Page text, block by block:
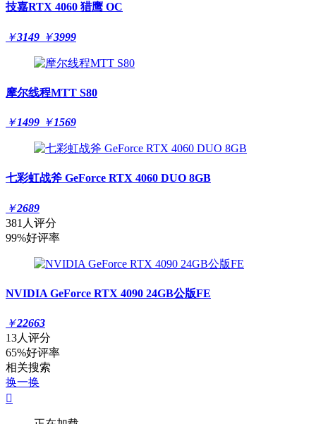
技嘉RTX 4060 猎鹰 OC
￥3149 ￥3999
摩尔线程MTT S80
￥1499 ￥1569
七彩虹战斧 GeForce RTX 4060 DUO 8GB
￥2689
381人评分
99%好评率
NVIDIA GeForce RTX 4090 24GB公版FE
￥22663
13人评分
65%好评率
相关搜索
换一换
